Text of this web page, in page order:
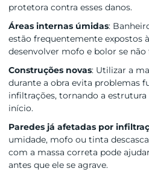
protetora contra esses danos.
Áreas internas úmidas:
estão frequentemente expostos
desenvolver mofo e bolor se
Construções novas: Utilizar a
durante a obra evita problemas
infiltrações, tornando a
início.
Paredes já afetadas por
umidade, mofo ou tinta
com a massa correta pode
antes que ele se agrave.